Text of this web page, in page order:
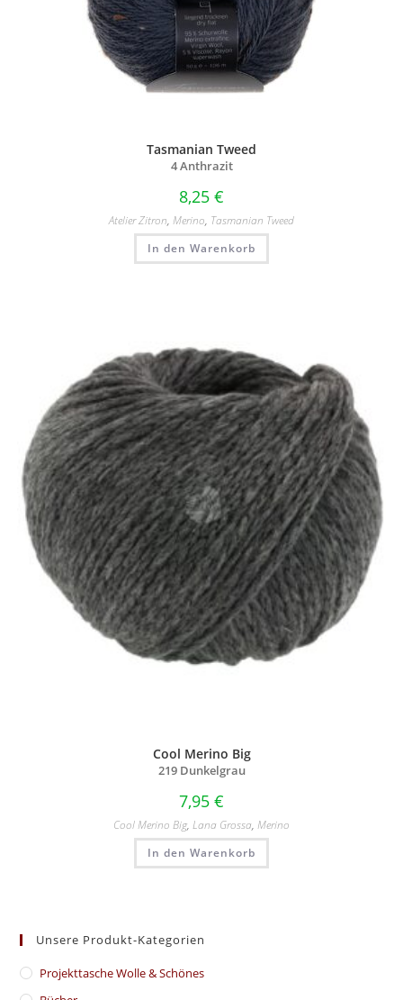
Tasmanian Tweed
4 Anthrazit
8,25 €
Atelier Zitron, Merino, Tasmanian Tweed
In den Warenkorb
Cool Merino Big
219 Dunkelgrau
7,95 €
Cool Merino Big, Lana Grossa, Merino
In den Warenkorb
Unsere Produkt-Kategorien
​Projekttasche Wolle & Schönes